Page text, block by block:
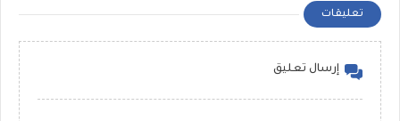
تعليقات
إرسال تعليق